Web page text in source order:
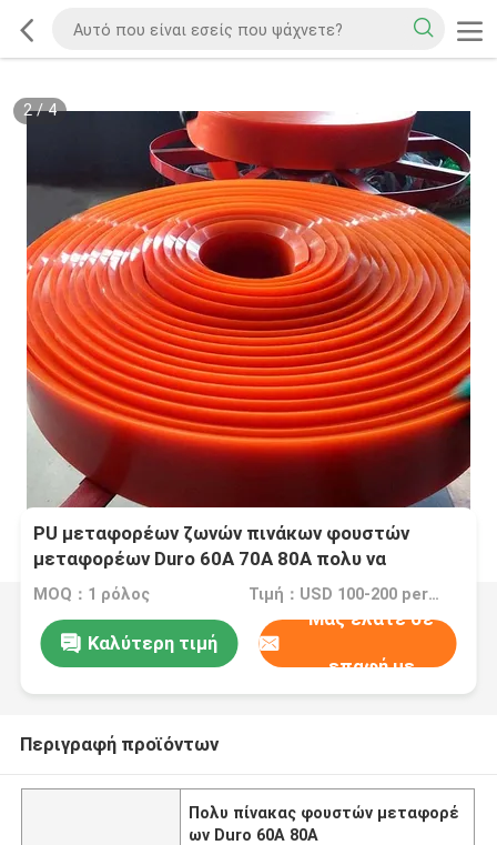
2/4
PU μεταφορέων ζωνών πινάκων φουστών
μεταφορέων Duro 60A 70A 80A πολυ να
περιζώσει
MOQ：1 ρόλος Τιμή：USD 100-200 per roll
Καλύτερη τιμή
Μας ελάτε σε
επαφή με
Περιγραφή προϊόντων
Πολυ πίνακας φουστών μεταφορέ
ων Duro 60A 80A